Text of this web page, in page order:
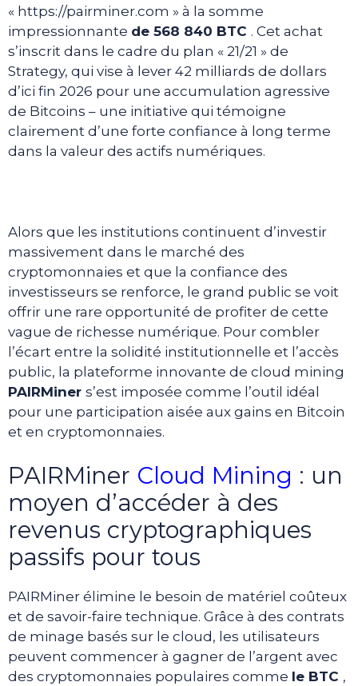
« https://pairminer.com » à la somme
impressionnante de 568 840 BTC . Cet achat
s’inscrit dans le cadre du plan « 21/21 » de
Strategy, qui vise à lever 42 milliards de dollars
d’ici fin 2026 pour une accumulation agressive
de Bitcoins – une initiative qui témoigne
clairement d’une forte confiance à long terme
dans la valeur des actifs numériques.
Alors que les institutions continuent d’investir
massivement dans le marché des
cryptomonnaies et que la confiance des
investisseurs se renforce, le grand public se voit
offrir une rare opportunité de profiter de cette
vague de richesse numérique. Pour combler
l’écart entre la solidité institutionnelle et l’accès
public, la plateforme innovante de cloud mining
PAIRMiner s’est imposée comme l’outil idéal
pour une participation aisée aux gains en Bitcoin
et en cryptomonnaies.
PAIRMiner Cloud Mining : un
moyen d’accéder à des
revenus cryptographiques
passifs pour tous
PAIRMiner élimine le besoin de matériel coûteux
et de savoir-faire technique. Grâce à des contrats
de minage basés sur le cloud, les utilisateurs
peuvent commencer à gagner de l’argent avec
des cryptomonnaies populaires comme le BTC ,